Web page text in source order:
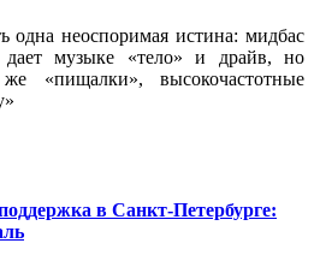
одна неоспоримая истина: мидбас
дает музыке «тело» и драйв, но
«пищалки», высокочастотные
в Санкт-Петербурге: